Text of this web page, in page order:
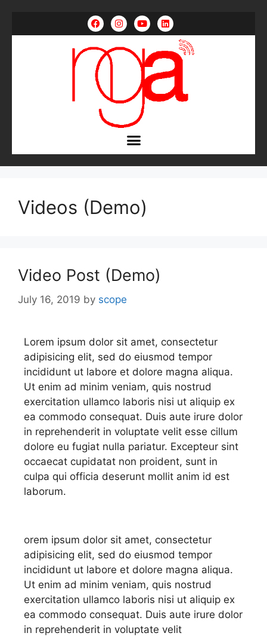
Videos (Demo)
Video Post (Demo)
July 16, 2019 by scope
Lorem ipsum dolor sit amet, consectetur
adipisicing elit, sed do eiusmod tempor
incididunt ut labore et dolore magna aliqua.
Ut enim ad minim veniam, quis nostrud
exercitation ullamco laboris nisi ut aliquip ex
ea commodo consequat. Duis aute irure dolor
in reprehenderit in voluptate velit esse cillum
dolore eu fugiat nulla pariatur. Excepteur sint
occaecat cupidatat non proident, sunt in
culpa qui officia deserunt mollit anim id est
laborum.
orem ipsum dolor sit amet, consectetur
adipisicing elit, sed do eiusmod tempor
incididunt ut labore et dolore magna aliqua.
Ut enim ad minim veniam, quis nostrud
exercitation ullamco laboris nisi ut aliquip ex
ea commodo consequat. Duis aute irure dolor
in reprehenderit in voluptate velit